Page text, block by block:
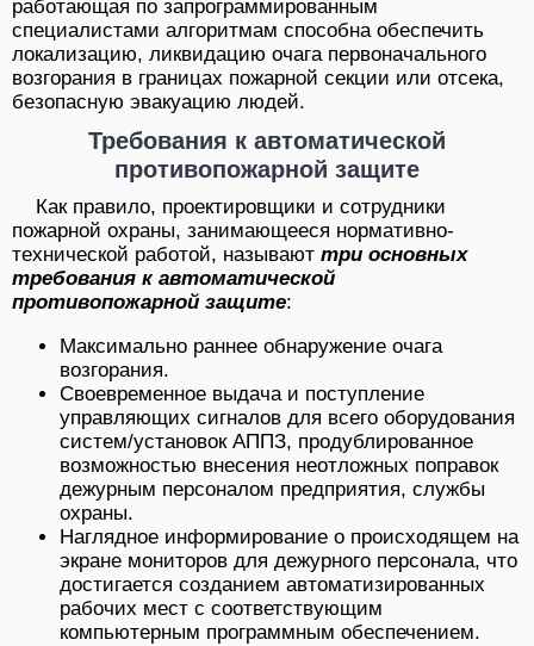
работающая по запрограммированным
специалистами алгоритмам способна обеспечить
локализацию, ликвидацию очага первоначального
возгорания в границах пожарной секции или отсека,
безопасную эвакуацию людей.
Требования к автоматической
противопожарной защите
Как правило, проектировщики и сотрудники
пожарной охраны, занимающееся нормативно-
технической работой, называют три основных
требования к автоматической
противопожарной защите:
Максимально раннее обнаружение очага
возгорания.
Своевременное выдача и поступление
управляющих сигналов для всего оборудования
систем/установок АППЗ, продублированное
возможностью внесения неотложных поправок
дежурным персоналом предприятия, службы
охраны.
Наглядное информирование о происходящем на
экране мониторов для дежурного персонала, что
достигается созданием автоматизированных
рабочих мест с соответствующим
компьютерным программным обеспечением.